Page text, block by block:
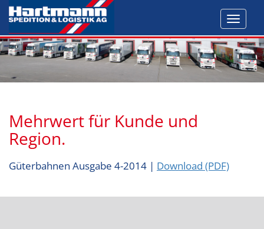
Mehrwert für Kunde und
Region.
Güterbahnen Ausgabe 4-2014 | Download (PDF)